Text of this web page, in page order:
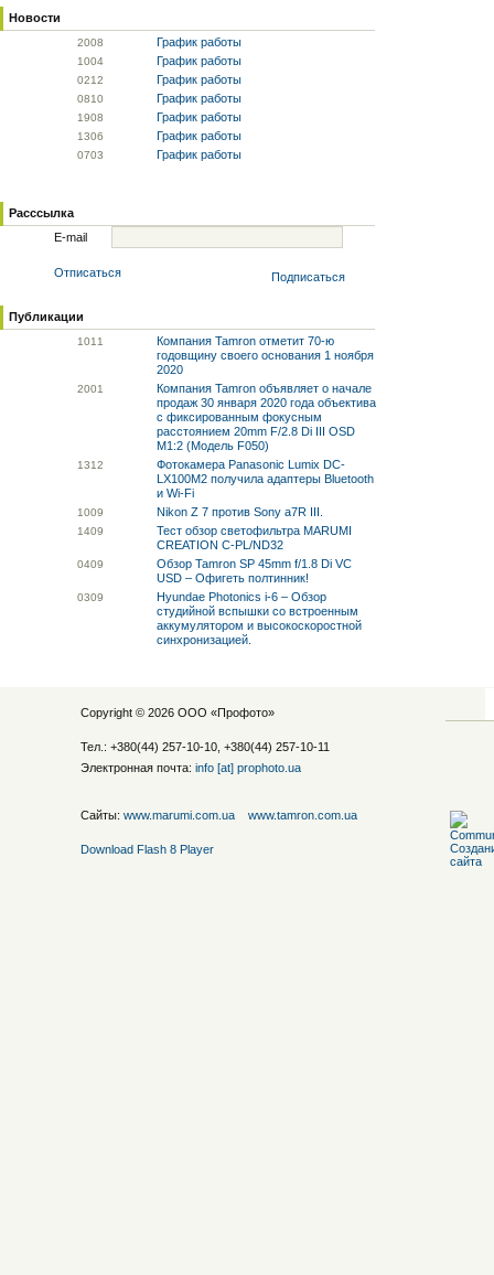
Новости
2008 График работы
1004 График работы
0212 График работы
0810 График работы
1908 График работы
1306 График работы
0703 График работы
Расссылка
E-mail
Отписаться Подписаться
Публикации
1011
Компания Tamron отметит 70-ю
годовщину своего основания 1 ноября
2020
2001
Компания Tamron объявляет о начале
продаж 30 января 2020 года объектива
с фиксированным фокусным
расстоянием 20mm F/2.8 Di III OSD
M1:2 (Модель F050)
1312
Фотокамера Panasonic Lumix DC-
LX100M2 получила адаптеры Bluetooth
и Wi-Fi
1009 Nikon Z 7 против Sony a7R III.
1409
Тест обзор светофильтра MARUMI
CREATION C-PL/ND32
0409
Обзор Tamron SP 45mm f/1.8 Di VC
USD – Офигеть полтинник!
0309
Hyundae Photonics i-6 – Обзор
студийной вспышки со встроенным
аккумулятором и высокоскоростной
синхронизацией.
Copyright © 2026 ООО «Профото»
Тел.: +380(44) 257-10-10, +380(44) 257-10-11
Электронная почта: info [at] prophoto.ua
Сайты: www.marumi.com.ua www.tamron.com.ua
Download Flash 8 Player